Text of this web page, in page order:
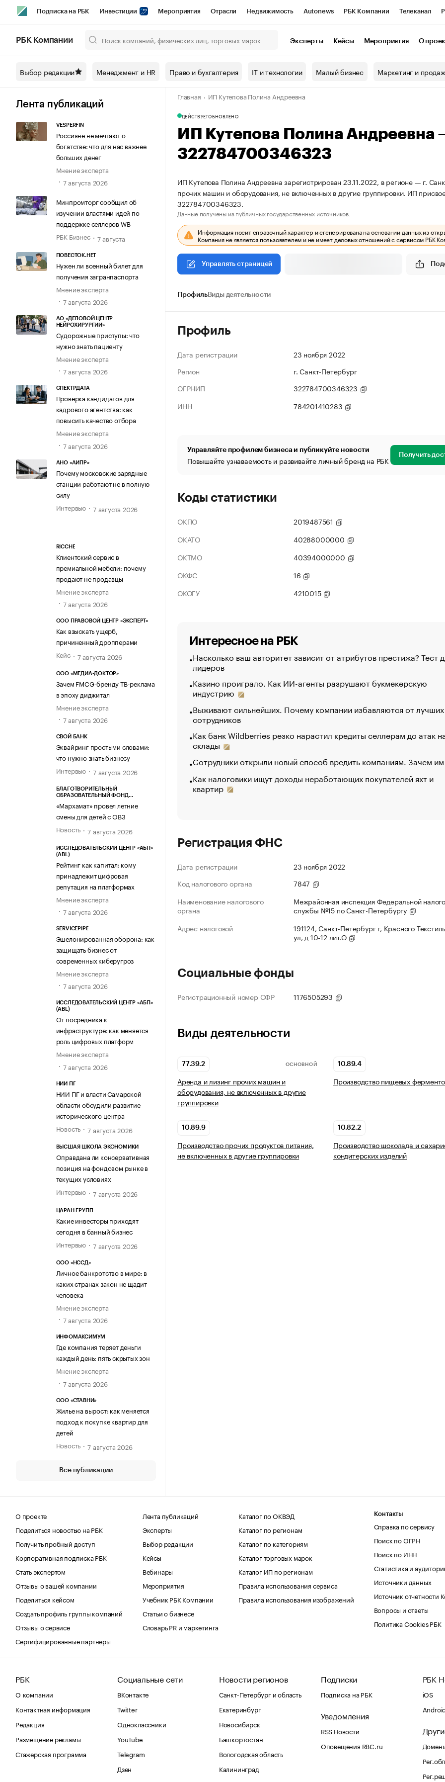
Подписка на РБК Инвестиции Мероприятия Отрасли Недвижимость Autonews РБК Компании Телеканал
Спецпроекты СПб Конференции СПб Спецпроекты Проверка контрагентов
Технологии и медиа Рынок наличной валюты
РБК Компании Эксперты Кейсы Мероприятия О
Выбор редакции Менеджмент и HR Право и бухгалтерия IT и технологии Малый бизнес Маркетинг и
Лента публикаций
VESPERFIN
Россияне не мечтают о
богатстве: что для нас важнее
больших денег
Мнение эксперта
7 августа 2026
Минпромторг сообщил об
изучении властями идей по
поддержке селлеров WB
РБК Бизнес
7 августа
ПОВЕСТОК.НЕТ
Нужен ли военный билет для
получения загранпаспорта
Мнение эксперта
7 августа 2026
АО «ДЕЛОВОЙ ЦЕНТР
НЕЙРОХИРУРГИИ»
Судорожные приступы: что
нужно знать пациенту
Мнение эксперта
7 августа 2026
СПЕКТРДАТА
Проверка кандидатов для
кадрового агентства: как
повысить качество отбора
Мнение эксперта
7 августа 2026
АНО «АИПР»
Почему московские зарядные
станции работают не в полную
силу
Интервью
7 августа 2026
RICCHE
Клиентский сервис в
премиальной мебели: почему
продают не продавцы
Мнение эксперта
7 августа 2026
ООО ПРАВОВОЙ ЦЕНТР «ЭКСПЕРТ»
Как взыскать ущерб,
причиненный дропперами
Кейс
7 августа 2026
ООО «МЕДИА-ДОКТОР»
Зачем FMCG-бренду ТВ-реклама
в эпоху диджитал
Мнение эксперта
7 августа 2026
СВОЙ БАНК
Эквайринг простыми словами:
что нужно знать бизнесу
Интервью
7 августа 2026
БЛАГОТВОРИТЕЛЬНЫЙ
ОБРАЗОВАТЕЛЬНЫЙ ФОНД
«Мархамат» провел летние
смены для детей с ОВЗ
Новость
7 августа 2026
ИССЛЕДОВАТЕЛЬСКИЙ ЦЕНТР «АБП»
(ABL)
Рейтинг как капитал: кому
принадлежит цифровая
репутация на платформах
Мнение эксперта
7 августа 2026
SERVICEPIPE
Эшелонированная оборона: как
защищать бизнес от
современных киберугроз
Мнение эксперта
7 августа 2026
ИССЛЕДОВАТЕЛЬСКИЙ ЦЕНТР «АБП»
(ABL)
От посредника к
инфраструктуре: как меняется
роль цифровых платформ
Мнение эксперта
7 августа 2026
НИИ ПГ
НИИ ПГ и власти Самарской
области обсудили развитие
исторического центра
Новость
7 августа 2026
ВЫСШАЯ ШКОЛА ЭКОНОМИКИ
Оправдана ли консервативная
позиция на фондовом рынке в
текущих условиях
Интервью
7 августа 2026
ЦАРАН ГРУПП
Какие инвесторы приходят
сегодня в банный бизнес
Интервью
7 августа 2026
ООО «НССД»
Личное банкротство в мире: в
каких странах закон не щадит
человека
Мнение эксперта
7 августа 2026
ИНФОМАКСИМУМ
Где компания теряет деньги
каждый день: пять скрытых зон
Мнение эксперта
7 августа 2026
ООО «СТАВНИ»
Жилье на вырост: как меняется
подход к покупке квартир для
детей
Новость
7 августа 2026
Все публикации
Главная ИП Кутепова Полина Андреевна
ДЕЙСТВУЕТОБНОВЛЕНО
ИП Кутепова Полина
322784700346323
ИП Кутепова Полина Андреевна зарегистрирован 23.11.2022, в регионе — г.
прочих машин и оборудования, не включенных в другие группировки. ИП
322784700346323.
Данные получены из публичных государственных источников.
Информация носит справочный характер и сгенерирована на основании данных из
Компания не является пользователем и не имеет деловых отношений с сервисом РБК
Управлять страницей
ПрофильВиды деятельности
Профиль
Дата регистрации
23 ноября 2022
Регион
г. Санкт-Петербург
ОГРНИП
322784700346323
ИНН
784201410283
Управляйте профилем бизнеса и публикуйте новости
Повышайте узнаваемость и развивайте личный бренд на РБК Получить
Коды статистики
ОКПО
2019487561
ОКАТО
40288000000
ОКТМО
40394000000
ОКФС
16
ОКОГУ
4210015
Интересное на РБК
Насколько ваш авторитет зависит от атрибутов престижа? Тест
лидеров
Казино проиграло. Как ИИ-агенты разрушают букмекерскую
индустрию
Выживают сильнейших. Почему компании избавляются от лучших
сотрудников
Как банк Wildberries резко нарастил кредиты селлерам до атак
склады
Сотрудники открыли новый способ вредить компаниям. Зачем
Как налоговики ищут доходы неработающих покупателей яхт и
квартир
Регистрация ФНС
Дата регистрации
23 ноября 2022
Код налогового органа
7847
Наименование налогового
органа
Межрайонная инспекция Федеральной
службы №15 по Санкт-Петербургу
Адрес налоговой
191124, Санкт-Петербург г, Красного
ул, д 10-12 лит.О
Социальные фонды
Регистрационный номер СФР 1176505293
Виды деятельности
77.39.2 ОСНОВНОЙ
Аренда и лизинг прочих машин и
оборудования, не включенных в другие
группировки
10.89.4
Производство пищевых
10.89.9
Производство прочих продуктов питания,
не включенных в другие группировки
10.82.2
Производство шоколада и
кондитерских изделий
О проекте
Поделиться новостью на РБК
Получить пробный доступ
Корпоративная подписка РБК
Стать экспертом
Отзывы о вашей компании
Поделиться кейсом
Создать профиль группы компаний
Отзывы о сервисе
Сертифицированные партнеры
Лента публикаций
Эксперты
Выбор редакции
Кейсы
Вебинары
Мероприятия
Учебник РБК Компании
Статьи о бизнесе
Словарь PR и маркетинга
Каталог по ОКВЭД
Каталог по регионам
Каталог по категориям
Каталог торговых марок
Каталог ИП по регионам
Правила использования сервиса
Правила использования изображений
Контакты
Справка по сервису
Поиск по ОГРН
Поиск по ИНН
Статистика и
Источники данных
Источник отчетности
Вопросы и ответы
Политика Cookies РБК
РБК
О компании
Контактная информация
Редакция
Размещение рекламы
Стажерская программа
Социальные сети
ВКонтакте
Twitter
Одноклассники
YouTube
Telegram
Дзен
Новости регионов
Санкт-Петербург и область
Екатеринбург
Новосибирск
Башкортостан
Вологодская область
Калининград
Подписки
Подписка на РБК
Уведомления
RSS Новости
Оповещения RBC.ru
РБК
iOS